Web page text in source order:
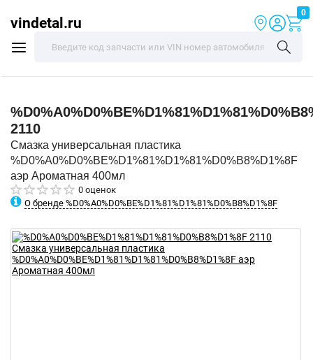
vindetal.ru
0
2110
Смазка универсальная пластика
%D0%A0%D0%BE%D1%81%D1%81%D0%B8%D1%8F
аэр Ароматная 400мл
0 оценок
О бренде %D0%A0%D0%BE%D1%81%D1%81%D0%B8%D1%8F